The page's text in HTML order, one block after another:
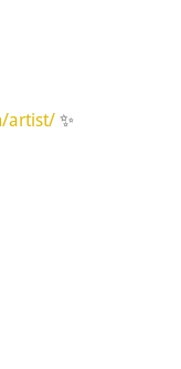
artist/ ✨